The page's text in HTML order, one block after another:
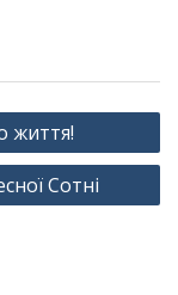
життя!
Сотні